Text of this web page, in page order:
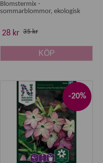
Blomstermix -
sommarblommor, ekologisk
28 kr 35 kr
KÖP
-20%